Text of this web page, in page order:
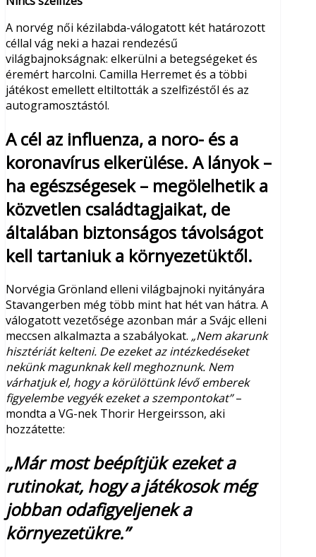
A norvég női kézilabda-válogatott két határozott
céllal vág neki a hazai rendezésű
világbajnokságnak: elkerülni a betegségeket és
éremért harcolni. Camilla Herremet és a többi
játékost emellett eltiltották a szelfizéstől és az
autogramosztástól.
A cél az influenza, a noro- és a
koronavírus elkerülése. A lányok –
ha egészségesek – megölelhetik a
közvetlen családtagjaikat, de
általában biztonságos távolságot
kell tartaniuk a környezetüktől.
Norvégia Grönland elleni világbajnoki nyitányára
Stavangerben még több mint hat hét van hátra. A
válogatott vezetősége azonban már a Svájc elleni
meccsen alkalmazta a szabályokat. „Nem akarunk
hisztériát kelteni. De ezeket az intézkedéseket
nekünk magunknak kell meghoznunk. Nem
várhatjuk el, hogy a körülöttünk lévő emberek
figyelembe vegyék ezeket a szempontokat”–
mondta a VG-nek Thorir Hergeirsson, aki
hozzátette:
„Már most beépítjük ezeket a
rutinokat, hogy a játékosok még
jobban odafigyeljenek a
környezetükre.”